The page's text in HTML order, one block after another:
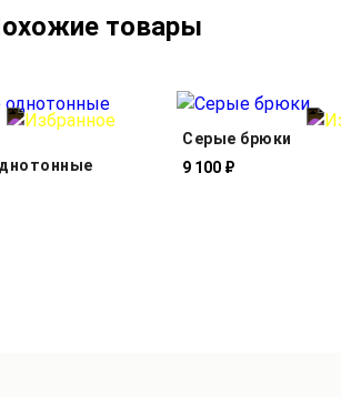
товары
Серые брюки
9 100 ₽